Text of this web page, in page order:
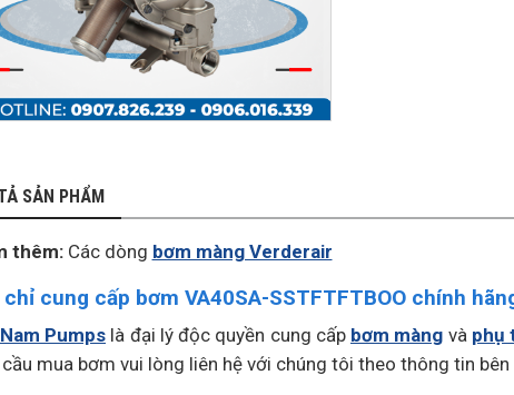
SẢN PHẨM
thêm:Các dòng bơm màng Verderair
cung cấp bơm VA40SA-SSTFTFTBOO chính
Pumps là đại lý độc quyền cung cấp bơm màng và phụ
cầu mua bơm vui lòng liên hệ với chúng tôi theo thông tin